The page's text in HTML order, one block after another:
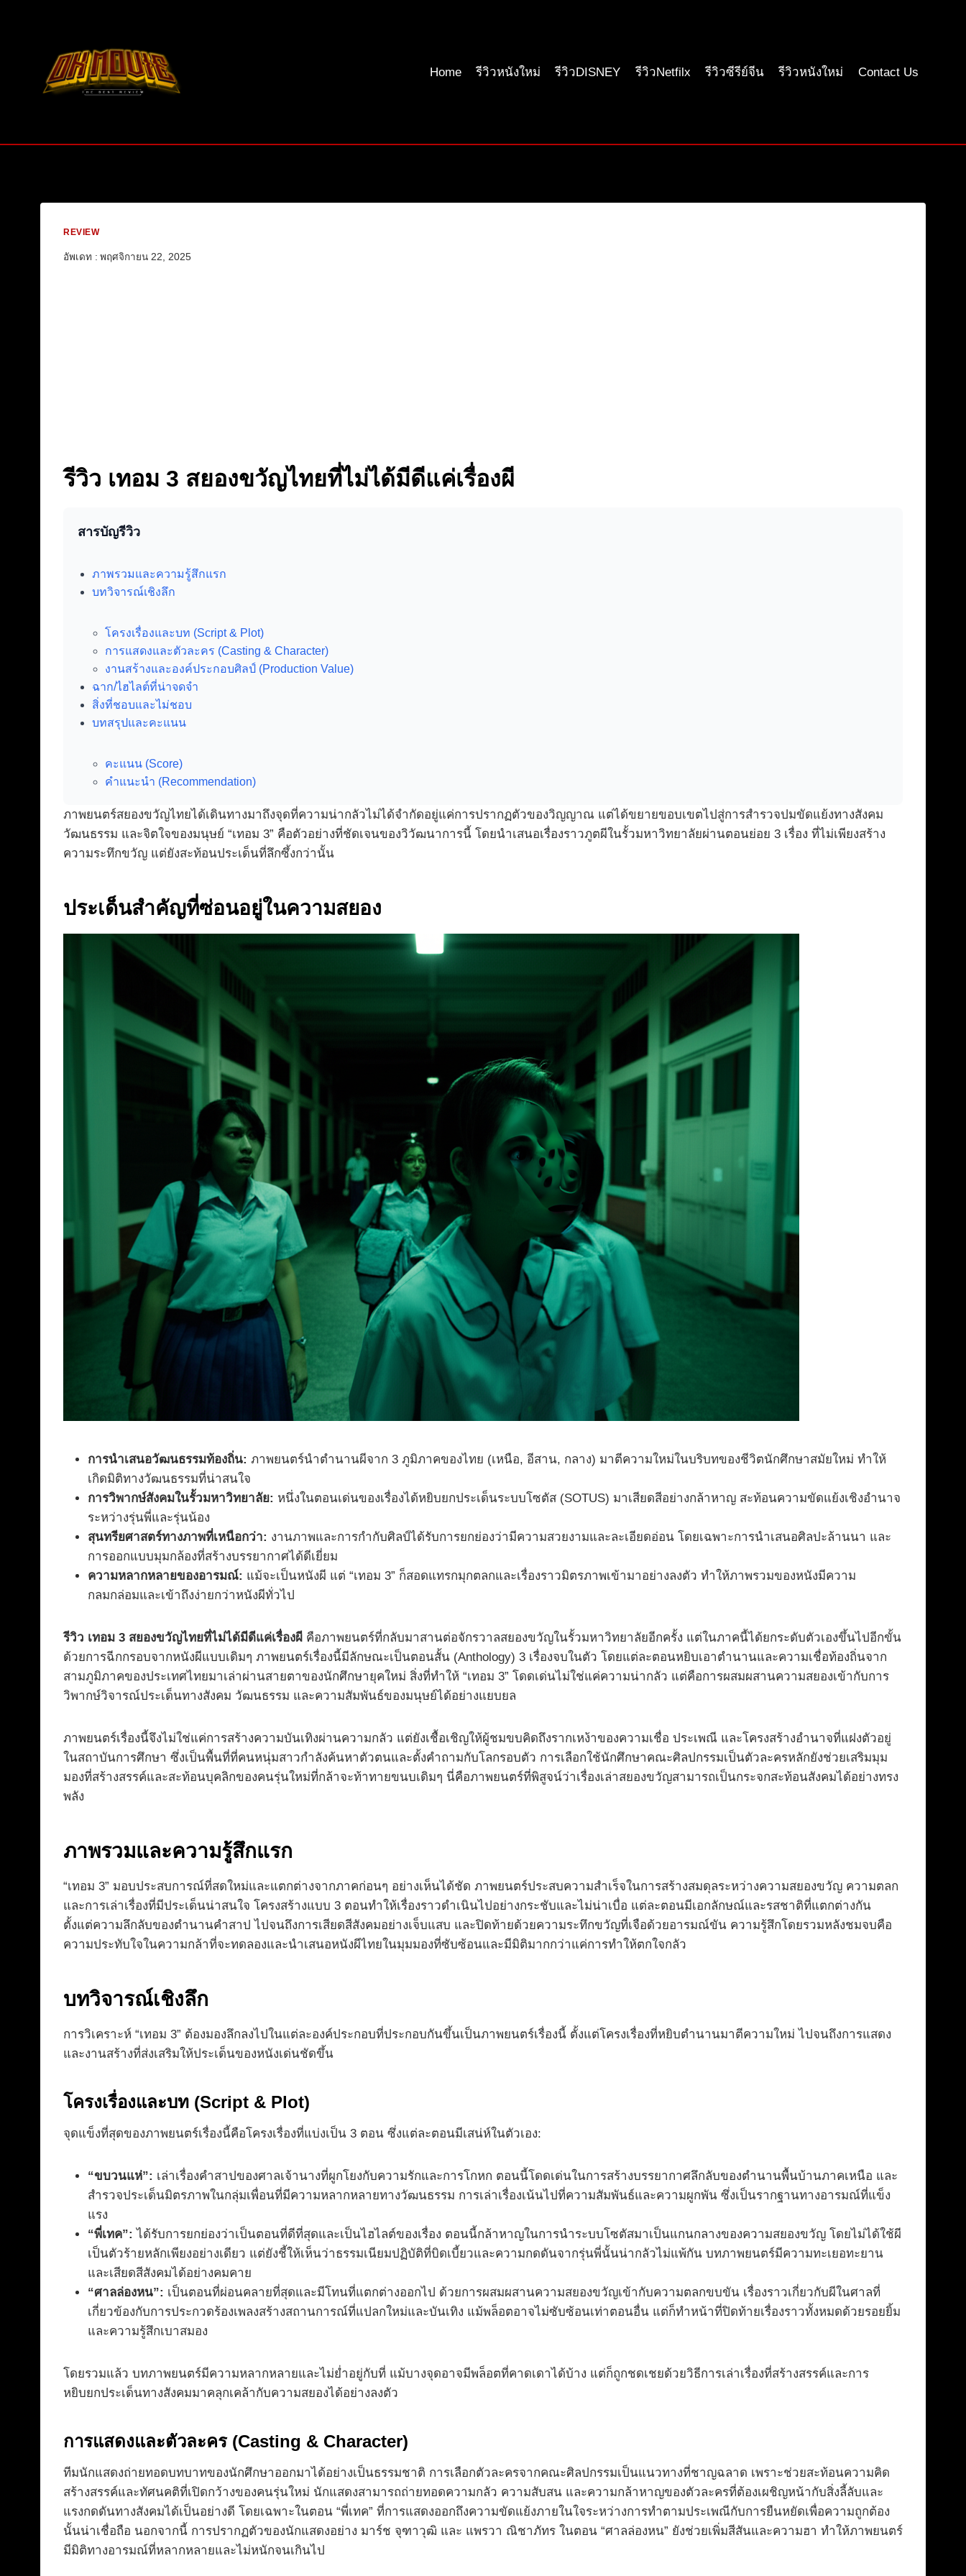
Home
รีวิวหนังใหม่ รีวิวDISNEY รีวิวNetfilx รีวิวซีรีย์จีน รีวิวหนังใหม่ Contact Us
REVIEW
อัพเดท : พฤศจิกายน 22, 2025
รีวิว เทอม 3 สยองขวัญไทยที่ไม่ได้มีดีแค่เรื่องผี
สารบัญรีวิว
ภาพรวมและความรู้สึกแรก
บทวิจารณ์เชิงลึก
โครงเรื่องและบท (Script & Plot)
การแสดงและตัวละคร (Casting & Character)
งานสร้างและองค์ประกอบศิลป์ (Production Value)
ฉาก/ไฮไลต์ที่น่าจดจำ
สิ่งที่ชอบและไม่ชอบ
บทสรุปและคะแนน
คะแนน (Score)
คำแนะนำ (Recommendation)
ภาพยนตร์สยองขวัญไทยได้เดินทางมาถึงจุดที่ความน่ากลัวไม่ได้จำกัดอยู่แค่การปรากฏตัวของวิญญาณ แต่ได้ขยายขอบเขตไปสู่การสำรวจปมขัดแย้งทางสังคม
วัฒนธรรม และจิตใจของมนุษย์ “เทอม 3” คือตัวอย่างที่ชัดเจนของวิวัฒนาการนี้ โดยนำเสนอเรื่องราวภูตผีในรั้วมหาวิทยาลัยผ่านตอนย่อย 3 เรื่อง ที่ไม่เพียงสร้าง
ความระทึกขวัญ แต่ยังสะท้อนประเด็นที่ลึกซึ้งกว่านั้น
ประเด็นสำคัญที่ซ่อนอยู่ในความสยอง
การนำเสนอวัฒนธรรมท้องถิ่น: ภาพยนตร์นำตำนานผีจาก 3 ภูมิภาคของไทย (เหนือ, อีสาน, กลาง) มาตีความใหม่ในบริบทของชีวิตนักศึกษาสมัยใหม่ ทำให้
เกิดมิติทางวัฒนธรรมที่น่าสนใจ
การวิพากษ์สังคมในรั้วมหาวิทยาลัย: หนึ่งในตอนเด่นของเรื่องได้หยิบยกประเด็นระบบโซตัส (SOTUS) มาเสียดสีอย่างกล้าหาญ สะท้อนความขัดแย้งเชิงอำนาจ
ระหว่างรุ่นพี่และรุ่นน้อง
สุนทรียศาสตร์ทางภาพที่เหนือกว่า: งานภาพและการกำกับศิลป์ได้รับการยกย่องว่ามีความสวยงามและละเอียดอ่อน โดยเฉพาะการนำเสนอศิลปะล้านนา และ
การออกแบบมุมกล้องที่สร้างบรรยากาศได้ดีเยี่ยม
ความหลากหลายของอารมณ์: แม้จะเป็นหนังผี แต่ “เทอม 3” ก็สอดแทรกมุกตลกและเรื่องราวมิตรภาพเข้ามาอย่างลงตัว ทำให้ภาพรวมของหนังมีความ
กลมกล่อมและเข้าถึงง่ายกว่าหนังผีทั่วไป
รีวิว เทอม 3 สยองขวัญไทยที่ไม่ได้มีดีแค่เรื่องผี คือภาพยนตร์ที่กลับมาสานต่อจักรวาลสยองขวัญในรั้วมหาวิทยาลัยอีกครั้ง แต่ในภาคนี้ได้ยกระดับตัวเองขึ้นไปอีกขั้น
ด้วยการฉีกกรอบจากหนังผีแบบเดิมๆ ภาพยนตร์เรื่องนี้มีลักษณะเป็นตอนสั้น (Anthology) 3 เรื่องจบในตัว โดยแต่ละตอนหยิบเอาตำนานและความเชื่อท้องถิ่นจาก
สามภูมิภาคของประเทศไทยมาเล่าผ่านสายตาของนักศึกษายุคใหม่ สิ่งที่ทำให้ “เทอม 3” โดดเด่นไม่ใช่แค่ความน่ากลัว แต่คือการผสมผสานความสยองเข้ากับการ
วิพากษ์วิจารณ์ประเด็นทางสังคม วัฒนธรรม และความสัมพันธ์ของมนุษย์ได้อย่างแยบยล
ภาพยนตร์เรื่องนี้จึงไม่ใช่แค่การสร้างความบันเทิงผ่านความกลัว แต่ยังเชื้อเชิญให้ผู้ชมขบคิดถึงรากเหง้าของความเชื่อ ประเพณี และโครงสร้างอำนาจที่แฝงตัวอยู่
ในสถาบันการศึกษา ซึ่งเป็นพื้นที่ที่คนหนุ่มสาวกำลังค้นหาตัวตนและตั้งคำถามกับโลกรอบตัว การเลือกใช้นักศึกษาคณะศิลปกรรมเป็นตัวละครหลักยังช่วยเสริมมุม
มองที่สร้างสรรค์และสะท้อนบุคลิกของคนรุ่นใหม่ที่กล้าจะท้าทายขนบเดิมๆ นี่คือภาพยนตร์ที่พิสูจน์ว่าเรื่องเล่าสยองขวัญสามารถเป็นกระจกสะท้อนสังคมได้อย่างทรง
พลัง
ภาพรวมและความรู้สึกแรก
“เทอม 3” มอบประสบการณ์ที่สดใหม่และแตกต่างจากภาคก่อนๆ อย่างเห็นได้ชัด ภาพยนตร์ประสบความสำเร็จในการสร้างสมดุลระหว่างความสยองขวัญ ความตลก
และการเล่าเรื่องที่มีประเด็นน่าสนใจ โครงสร้างแบบ 3 ตอนทำให้เรื่องราวดำเนินไปอย่างกระชับและไม่น่าเบื่อ แต่ละตอนมีเอกลักษณ์และรสชาติที่แตกต่างกัน
ตั้งแต่ความลึกลับของตำนานคำสาป ไปจนถึงการเสียดสีสังคมอย่างเจ็บแสบ และปิดท้ายด้วยความระทึกขวัญที่เจือด้วยอารมณ์ขัน ความรู้สึกโดยรวมหลังชมจบคือ
ความประทับใจในความกล้าที่จะทดลองและนำเสนอหนังผีไทยในมุมมองที่ซับซ้อนและมีมิติมากกว่าแค่การทำให้ตกใจกลัว
บทวิจารณ์เชิงลึก
การวิเคราะห์ “เทอม 3” ต้องมองลึกลงไปในแต่ละองค์ประกอบที่ประกอบกันขึ้นเป็นภาพยนตร์เรื่องนี้ ตั้งแต่โครงเรื่องที่หยิบตำนานมาตีความใหม่ ไปจนถึงการแสดง
และงานสร้างที่ส่งเสริมให้ประเด็นของหนังเด่นชัดขึ้น
โครงเรื่องและบท (Script & Plot)
จุดแข็งที่สุดของภาพยนตร์เรื่องนี้คือโครงเรื่องที่แบ่งเป็น 3 ตอน ซึ่งแต่ละตอนมีเสน่ห์ในตัวเอง:
“ขบวนแห่”: เล่าเรื่องคำสาปของศาลเจ้านางที่ผูกโยงกับความรักและการโกหก ตอนนี้โดดเด่นในการสร้างบรรยากาศลึกลับของตำนานพื้นบ้านภาคเหนือ และ
สำรวจประเด็นมิตรภาพในกลุ่มเพื่อนที่มีความหลากหลายทางวัฒนธรรม การเล่าเรื่องเน้นไปที่ความสัมพันธ์และความผูกพัน ซึ่งเป็นรากฐานทางอารมณ์ที่แข็ง
แรง
“พี่เทค”: ได้รับการยกย่องว่าเป็นตอนที่ดีที่สุดและเป็นไฮไลต์ของเรื่อง ตอนนี้กล้าหาญในการนำระบบโซตัสมาเป็นแกนกลางของความสยองขวัญ โดยไม่ได้ใช้ผี
เป็นตัวร้ายหลักเพียงอย่างเดียว แต่ยังชี้ให้เห็นว่าธรรมเนียมปฏิบัติที่บิดเบี้ยวและความกดดันจากรุ่นพี่นั้นน่ากลัวไม่แพ้กัน บทภาพยนตร์มีความทะเยอทะยาน
และเสียดสีสังคมได้อย่างคมคาย
“ศาลล่องหน”: เป็นตอนที่ผ่อนคลายที่สุดและมีโทนที่แตกต่างออกไป ด้วยการผสมผสานความสยองขวัญเข้ากับความตลกขบขัน เรื่องราวเกี่ยวกับผีในศาลที่
เกี่ยวข้องกับการประกวดร้องเพลงสร้างสถานการณ์ที่แปลกใหม่และบันเทิง แม้พล็อตอาจไม่ซับซ้อนเท่าตอนอื่น แต่ก็ทำหน้าที่ปิดท้ายเรื่องราวทั้งหมดด้วยรอยยิ้ม
และความรู้สึกเบาสมอง
โดยรวมแล้ว บทภาพยนตร์มีความหลากหลายและไม่ย่ำอยู่กับที่ แม้บางจุดอาจมีพล็อตที่คาดเดาได้บ้าง แต่ก็ถูกชดเชยด้วยวิธีการเล่าเรื่องที่สร้างสรรค์และการ
หยิบยกประเด็นทางสังคมมาคลุกเคล้ากับความสยองได้อย่างลงตัว
การแสดงและตัวละคร (Casting & Character)
ทีมนักแสดงถ่ายทอดบทบาทของนักศึกษาออกมาได้อย่างเป็นธรรมชาติ การเลือกตัวละครจากคณะศิลปกรรมเป็นแนวทางที่ชาญฉลาด เพราะช่วยสะท้อนความคิด
สร้างสรรค์และทัศนคติที่เปิดกว้างของคนรุ่นใหม่ นักแสดงสามารถถ่ายทอดความกลัว ความสับสน และความกล้าหาญของตัวละครที่ต้องเผชิญหน้ากับสิ่งลี้ลับและ
แรงกดดันทางสังคมได้เป็นอย่างดี โดยเฉพาะในตอน “พี่เทค” ที่การแสดงออกถึงความขัดแย้งภายในใจระหว่างการทำตามประเพณีกับการยืนหยัดเพื่อความถูกต้อง
นั้นน่าเชื่อถือ นอกจากนี้ การปรากฏตัวของนักแสดงอย่าง มาร์ช จุฑาวุฒิ และ แพรวา ณิชาภัทร ในตอน “ศาลล่องหน” ยังช่วยเพิ่มสีสันและความฮา ทำให้ภาพยนตร์
มีมิติทางอารมณ์ที่หลากหลายและไม่หนักจนเกินไป